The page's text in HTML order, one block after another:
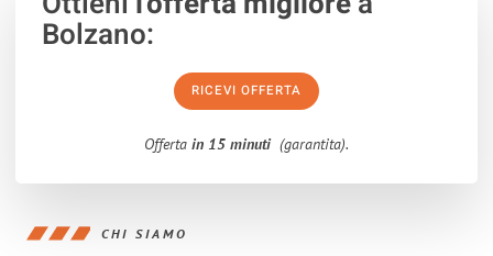
Bolzano:
RICEVI OFFERTA
Offerta in 15 minuti (garantita).
CHI SIAMO